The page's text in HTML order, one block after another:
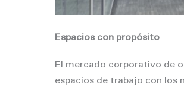
Espacios con propósito
El mercado corporativo de
espacios de trabajo con los